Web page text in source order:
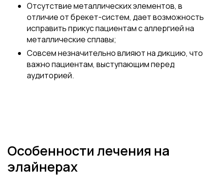
Отсутствие металлических элементов, в
отличие от брекет-систем, дает возможность
исправить прикус пациентам с аллергией на
металлические сплавы;
Совсем незначительно влияют на дикцию, что
важно пациентам, выступающим перед
аудиторией.
Особенности лечения на
элайнерах